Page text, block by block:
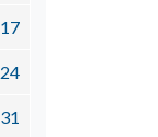
17
24
31